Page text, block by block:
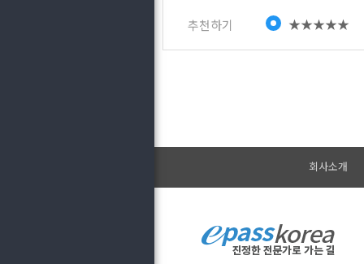
추천하기 ★★★★★
회사소개